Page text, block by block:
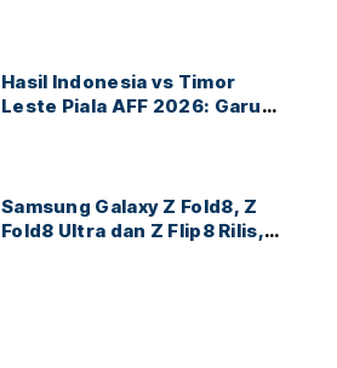
Hasil Indonesia vs Timor
Leste Piala AFF 2026: Garuda
Samsung Galaxy Z Fold8, Z
Fold8 Ultra dan Z Flip8 Rilis,